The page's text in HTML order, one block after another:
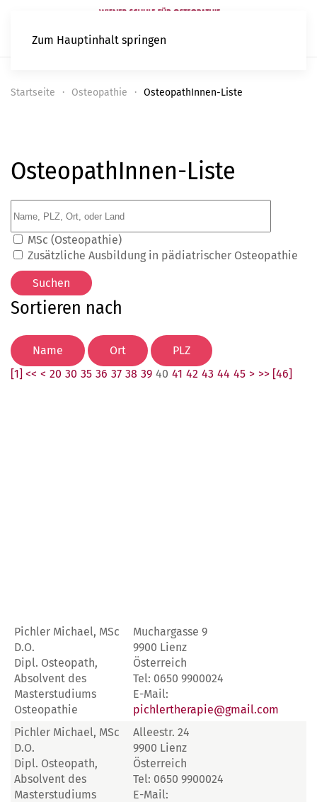
Zum Hauptinhalt springen
Startseite Osteopathie OsteopathInnen-Liste
OsteopathInnen-Liste
MSc (Osteopathie)
Zusätzliche Ausbildung in pädiatrischer Osteopathie
Sortieren nach
[1] << < 20 30 35 36 37 38 39 40 41 42 43 44 45 > >> [46]
Pichler Michael, MSc
D.O.
Dipl. Osteopath,
Absolvent des
Masterstudiums
Osteopathie
Muchargasse 9
9900 Lienz
Österreich
Tel: 0650 9900024
E-Mail:
pichlertherapie@gmail.com
Pichler Michael, MSc
D.O.
Dipl. Osteopath,
Absolvent des
Masterstudiums
Alleestr. 24
9900 Lienz
Österreich
Tel: 0650 9900024
E-Mail: